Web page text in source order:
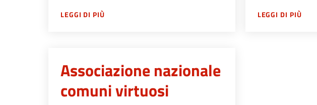
LEGGI DI PIÙSU FONDAZIONE BANCA DEL MONTE DI LOMBARDIA
LEGGI DI PIÙSU
Associazione nazionale
comuni virtuosi